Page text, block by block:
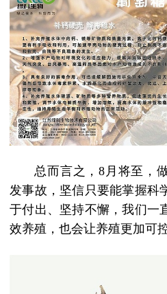
总而言之，8 月将至，
发事故，坚信只要能掌握科
于付出、坚持不懈，我们一
效养殖，也会让养殖更加可